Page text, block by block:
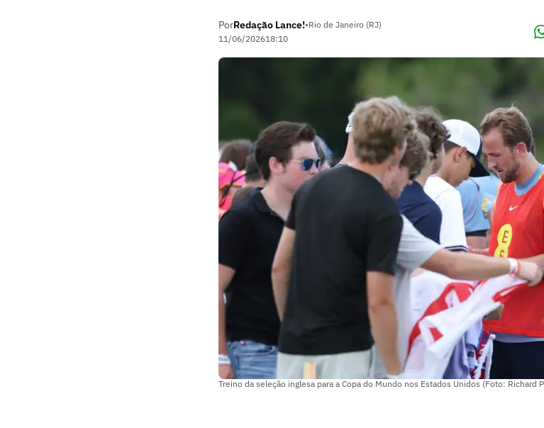
PorRedação Lance!•Rio de Janeiro (RJ)
11/06/202618:10
Treino da seleção inglesa para a Copa do Mundo nos Estados Unidos (Foto: Richard